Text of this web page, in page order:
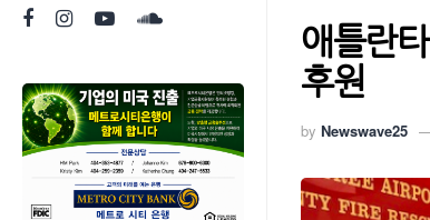
애틀란
후원
by Newswave25